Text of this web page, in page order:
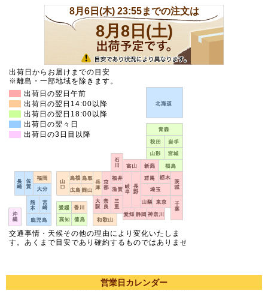
営業日カレンダー